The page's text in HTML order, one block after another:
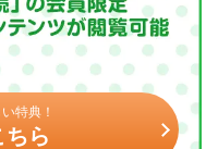
特典！
ちら